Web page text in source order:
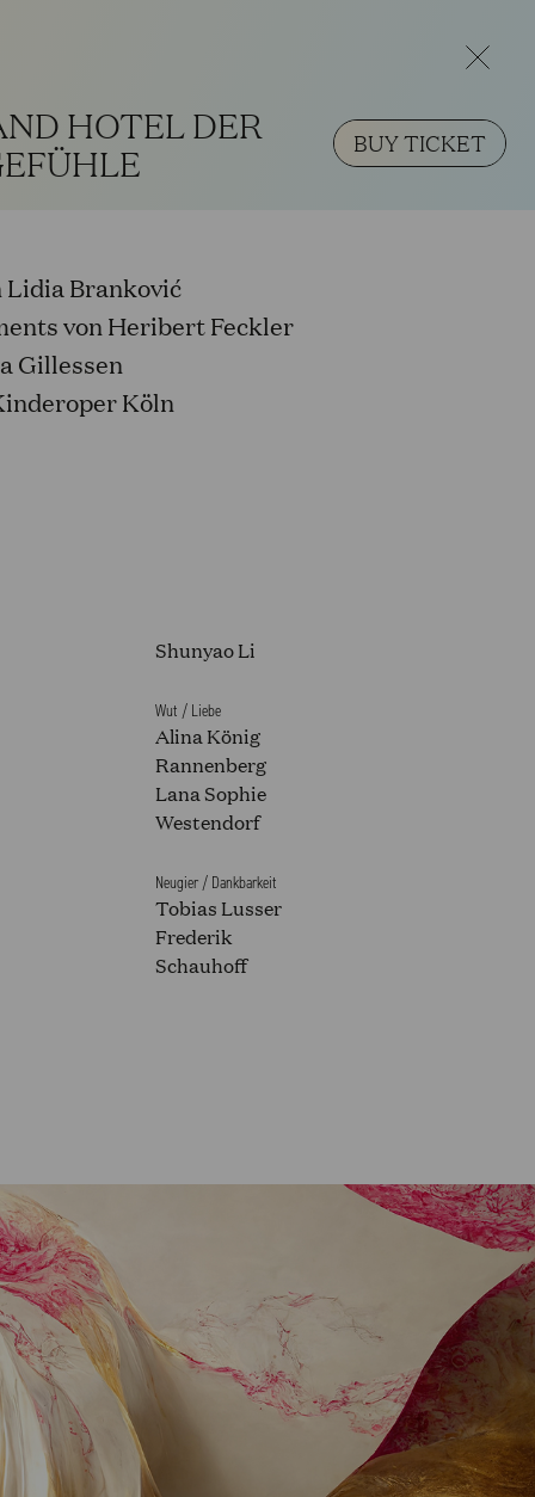
will be closed. During this
to 2 p.m. Our regular opening hours will
2025/2026
HOTEL DER BUY TICKET
Lidia Branković
von Heribert Feckler
Gillessen
Köln
Shunyao Li
Wut / Liebe
Alina König
Rannenberg
Lana Sophie
Westendorf
Neugier / Dankbarkeit
Tobias Lusser
Frederik
Schauhoff